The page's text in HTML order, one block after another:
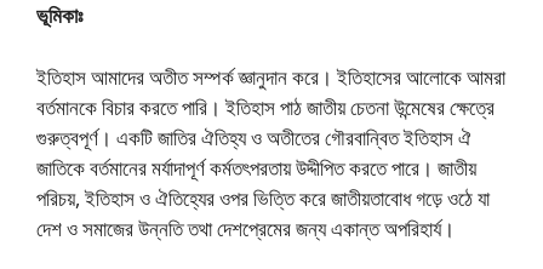
ভূমিকাঃ
ইতিহাস আমাদের অতীত সম্পর্ক জ্ঞানুদান করে। ইতিহাসের আলােকে আমরা
বর্তমানকে বিচার করতে পারি। ইতিহাস পাঠ জাতীয় চেতনা উন্মেষের ক্ষেত্রে
গুরুত্বপূর্ণ। একটি জাতির ঐতিহ্য ও অতীতের গৌরবান্বিত ইতিহাস ঐ
জাতিকে বর্তমানের মর্যাদাপূর্ণ কর্মতৎপরতায় উদ্দীপিত করতে পারে। জাতীয়
পরিচয়, ইতিহাস ও ঐতিহ্যের ওপর ভিত্তি করে জাতীয়তাবােধ গড়ে ওঠে যা
দেশ ও সমাজের উন্নতি তথা দেশপ্রেমের জন্য একান্ত অপরিহার্য।